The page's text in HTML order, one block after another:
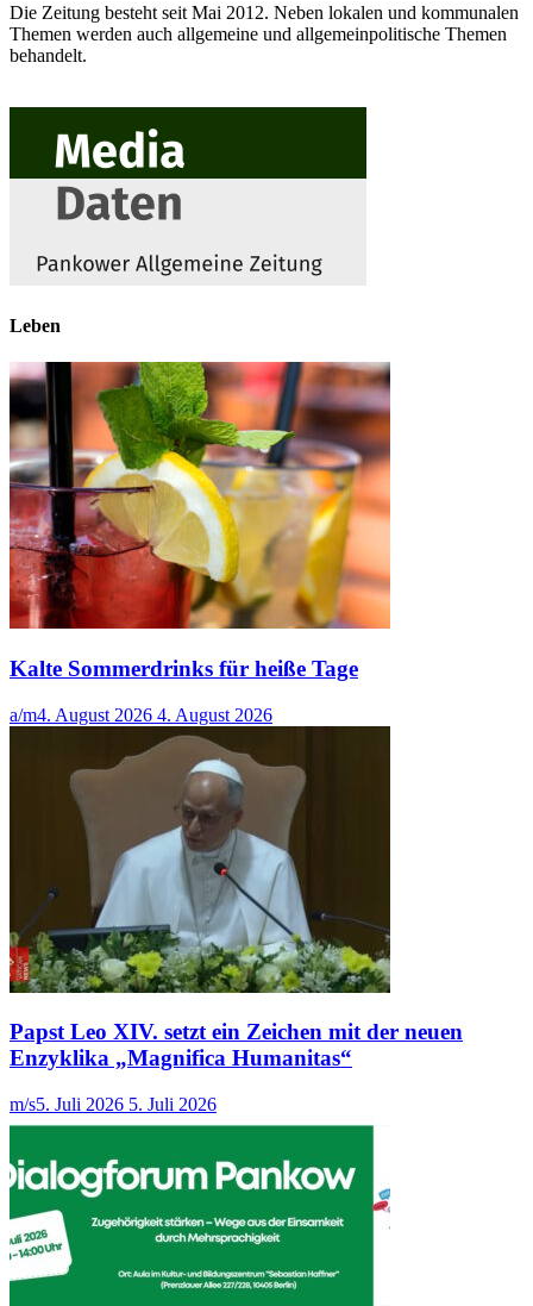
Die Zeitung besteht seit Mai 2012. Neben lokalen und kommunalen
Themen werden auch allgemeine und allgemeinpolitische Themen
behandelt.
Leben
Kalte Sommerdrinks für heiße Tage
a/m4. August 2026 4. August 2026
Papst Leo XIV. setzt ein Zeichen mit der neuen
Enzyklika „Magnifica Humanitas“
m/s5. Juli 2026 5. Juli 2026